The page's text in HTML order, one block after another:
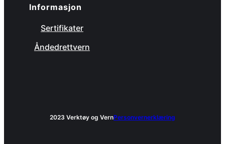
Informasjon
Sertifikater
Åndedrettvern
2023 Verktøy og VernPersonvernerklæring